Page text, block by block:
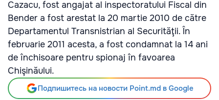
Cazacu, fost angajat al inspectoratului Fiscal din
Bender a fost arestat la 20 martie 2010 de către
Departamentul Transnistrian al Securităţii. În
februarie 2011 acesta, a fost condamnat la 14 ani
de închisoare pentru spionaj în favoarea
Chişinăului.
Подпишитесь на новости Point.md в Google